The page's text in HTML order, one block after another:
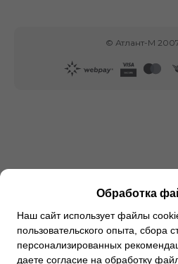
© Атлант-М
Обработка
Наш сайт использует файлы
пользовательского опыта, сбора
персонализированных
даете согласие на обработку